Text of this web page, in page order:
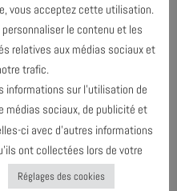
et échanges entre artistes et
et de médiation avec ses
et écoles de musique,
et de conférences sur
Jean-Paul Ricard et Bruno
Musiques Actuelles) par l’État,
Alpes-Côte d’Azur et le Conseil
vous acceptez cette utilisation.
le contenu et les
relatives aux médias sociaux et
trafic.
informations sur l’utilisation de
médias sociaux, de publicité et
ci avec d’autres informations
ont collectées lors de votre
Réglages des cookies